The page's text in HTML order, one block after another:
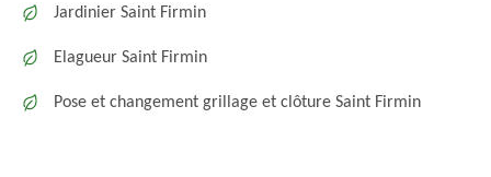
Jardinier Saint Firmin
Elagueur Saint Firmin
Pose et changement grillage et clôture Saint Firmin